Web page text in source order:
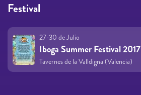
Festival
27-30 de Julio
Iboga Summer Festival 2017
Tavernes de la Valldigna (Valencia)